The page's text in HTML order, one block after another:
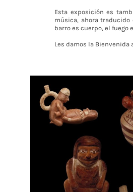
Esta exposición es
música, ahora
barro es cuerpo, el fuego
Les damos la Bienvenida